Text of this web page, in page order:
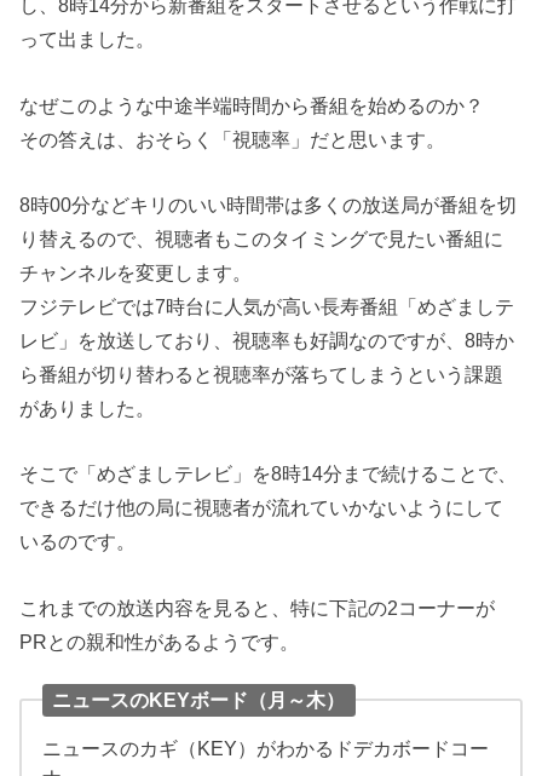
し、8時14分から新番組をスタートさせるという作戦に打
って出ました。
なぜこのような中途半端時間から番組を始めるのか？
その答えは、おそらく「視聴率」だと思います。
8時00分などキリのいい時間帯は多くの放送局が番組を切
り替えるので、視聴者もこのタイミングで見たい番組に
チャンネルを変更します。
フジテレビでは7時台に人気が高い長寿番組「めざましテ
レビ」を放送しており、視聴率も好調なのですが、8時か
ら番組が切り替わると視聴率が落ちてしまうという課題
がありました。
そこで「めざましテレビ」を8時14分まで続けることで、
できるだけ他の局に視聴者が流れていかないようにして
いるのです。
これまでの放送内容を見ると、特に下記の2コーナーが
PRとの親和性があるようです。
ニュースのKEYボード（月～木）
ニュースのカギ（KEY）がわかるドデカボードコー